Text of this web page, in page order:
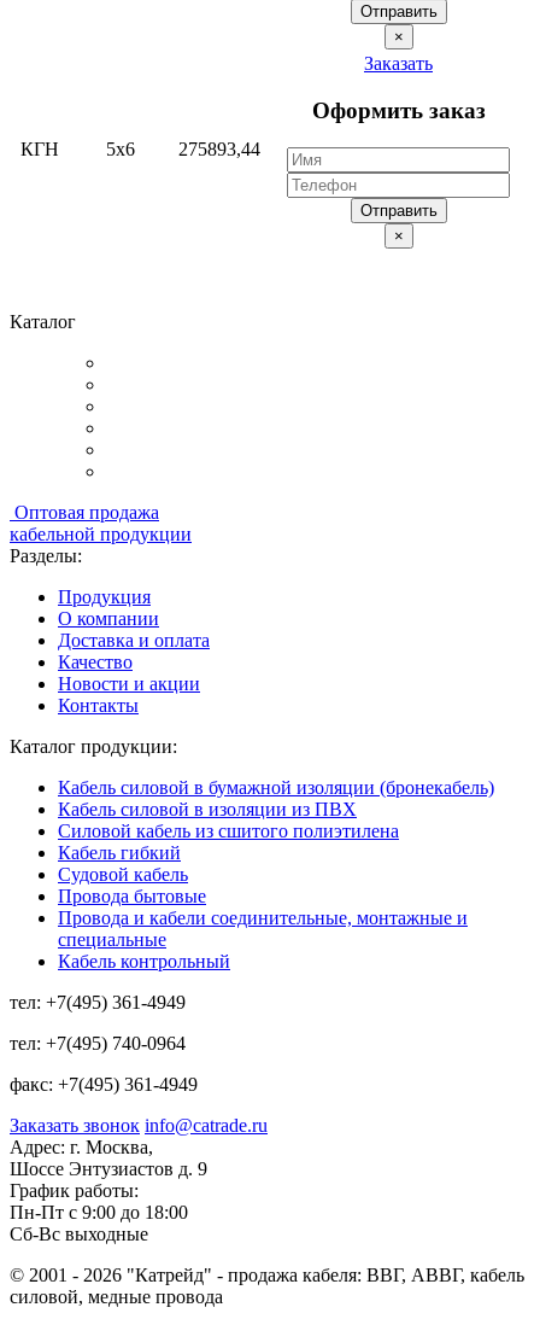
Отправить
×
КГН 5х6 275893,44
Заказать
Оформить заказ
Отправить
×
Каталог
Оптовая продажа
кабельной продукции
Разделы:
Продукция
О компании
Доставка и оплата
Качество
Новости и акции
Контакты
Каталог продукции:
Кабель силовой в бумажной изоляции (бронекабель)
Кабель силовой в изоляции из ПВХ
Силовой кабель из сшитого полиэтилена
Кабель гибкий
Судовой кабель
Провода бытовые
Провода и кабели соединительные, монтажные и
специальные
Кабель контрольный
тел: +7(495) 361-4949
тел: +7(495) 740-0964
факс: +7(495) 361-4949
Заказать звонок info@catrade.ru
Адрес: г. Москва,
Шоссе Энтузиастов д. 9
График работы:
Пн-Пт с 9:00 до 18:00
Сб-Вс выходные
© 2001 - 2026 "Катрейд" - продажа кабеля: ВВГ, АВВГ, кабель
силовой, медные провода